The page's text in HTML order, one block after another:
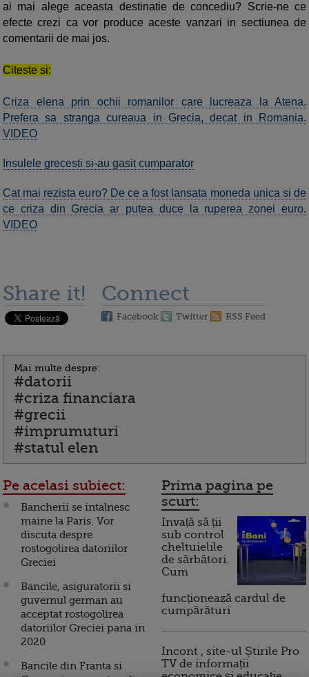
ai mai alege aceasta destinatie de concediu? Scrie-ne ce
efecte crezi ca vor produce aceste vanzari in sectiunea de
comentarii de mai jos.
Citeste si:
Criza elena prin ochii romanilor care lucreaza la Atena.
Prefera sa stranga cureaua in Grecia, decat in Romania.
VIDEO
Insulele grecesti si-au gasit cumparator
Cat mai rezista euro? De ce a fost lansata moneda unica si de
ce criza din Grecia ar putea duce la ruperea zonei euro.
VIDEO
Share it! Connect
Facebook Twitter RSS Feed
Mai multe despre:
#datorii
#criza financiara
#grecii
#imprumuturi
#statul elen
Pe acelasi subiect:
Bancherii se intalnesc
maine la Paris. Vor
discuta despre
rostogolirea datoriilor
Greciei
Bancile, asiguratorii si
guvernul german au
acceptat rostogolirea
datoriilor Greciei pana in
2020
Bancile din Franta si
Prima pagina pe
scurt:
Invață să ții
sub control
cheltuielile
de sărbători.
Cum
funcționează cardul de
cumpărături
Incont , site-ul Știrile Pro
TV de informații